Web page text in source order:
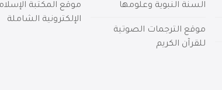
السنة النبوية وعلومها
موقع الترجمات الصوتية
للقرآن الكريم
موقع المكتبة
الإلكترونية الشاملة